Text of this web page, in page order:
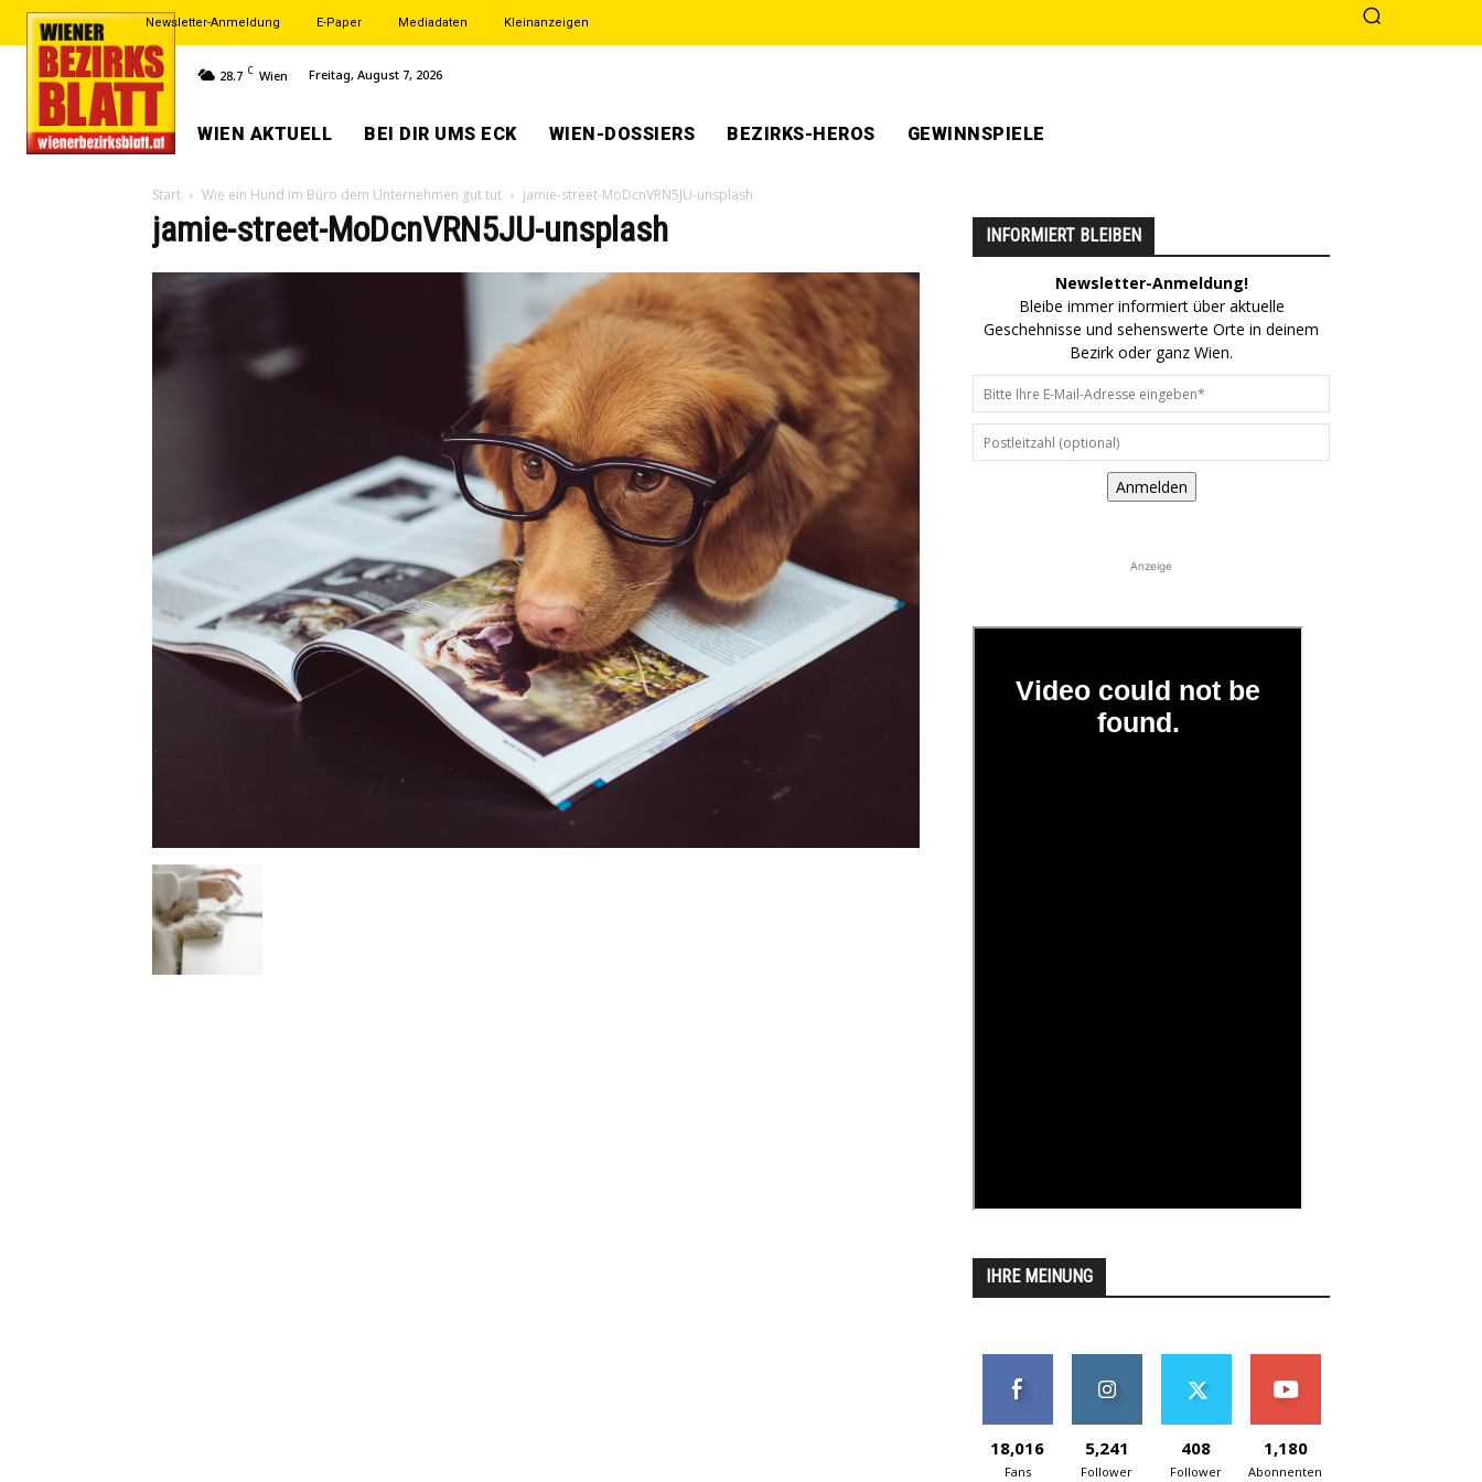
Newsletter-Anmeldung E-Paper Mediadaten Kleinanzeigen
28.7 C Wien Freitag, August 7, 2026
WIEN AKTUELL BEI DIR UMS ECK WIEN-DOSSIERS BEZIRKS-HEROS GEWINNSPIELE
Start Wie ein Hund im Büro dem Unternehmen gut tut jamie-street-MoDcnVRN5JU-unsplash
jamie-street-MoDcnVRN5JU-unsplash INFORMIERT BLEIBEN
Newsletter-Anmeldung!
Bleibe immer informiert über aktuelle
Geschehnisse und sehenswerte Orte in deinem
Bezirk oder ganz Wien.
Anmelden
Anzeige
IHRE MEINUNG
18,016
Fans
5,241
Follower
408
Follower
1,180
Abonnenten